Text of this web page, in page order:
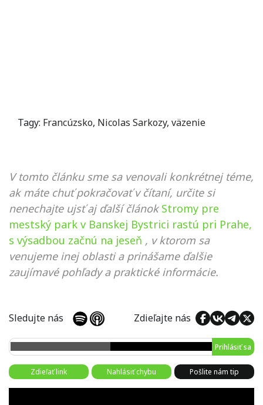
Tagy: Francúzsko, Nicolas Sarkozy, väzenie
V tomto článku sme sa venovali konkrétnej téme,
ak máte chuť pokračovať v čítaní, určite si
nenechajte ujsť aj ďalší článok Stromy pre
mestský park v Banskej Bystrici rastú pri Prahe,
s výsadbou začnú na jeseň , v ktorom sa
venujeme inej oblasti a prinášame ďalšie
zaujímavé pohľady a praktické informácie.
Sledujte nás Zdieľajte nás
Prihlásiť sa
Zdieľať link Nahlásiť chybu Pošlite nám tip